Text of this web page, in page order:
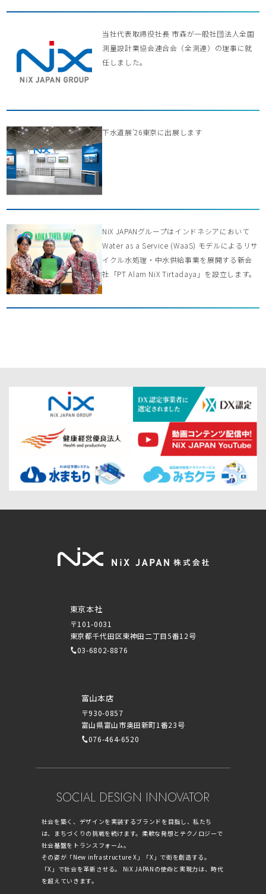
当社代表取締役社長 市森が一般社団法人全国
測量設計業協会連合会（全測連）の理事に就
任しました。
下水道展’26東京に出展します
NiX JAPANグループはインドネシアにおいて
Water as a Service (WaaS) モデルによるリサ
イクル水処理・中水供給事業を展開する新会
社「PT Alam NiX Tirtadaya」を設立します。
東京本社
〒101-0031
東京都千代田区東神田二丁目5番12号
03-6802-8876
富山本店
〒930-0857
富山県富山市奥田新町1番23号
076-464-6520
SOCIAL DESIGN INNOVATOR
社会を築く、デザインを実装するブランドを目指し、私たち
は、まちづくりの挑戦を続けます。柔軟な発想とテクノロジーで
社会基盤をトランスフォーム。
その姿が「New infrastructure X」「X」で街を創造する。
「X」で社会を革新させる。 NiX JAPANの使命と実現力は、時代
を超えていきます。